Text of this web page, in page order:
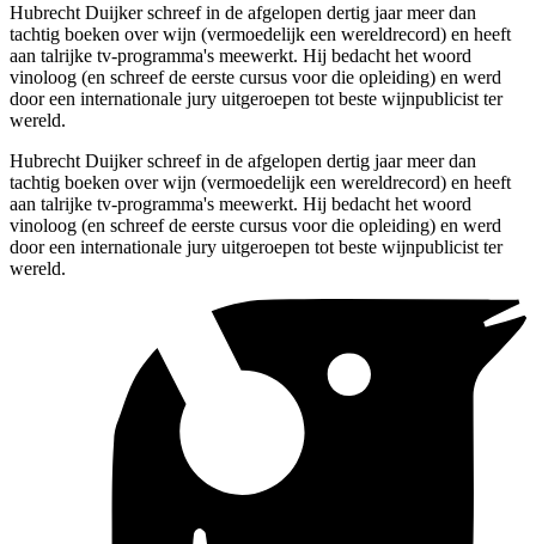
Hubrecht Duijker schreef in de afgelopen dertig jaar meer dan
tachtig boeken over wijn (vermoedelijk een wereldrecord) en heeft
aan talrijke tv-programma's meewerkt. Hij bedacht het woord
vinoloog (en schreef de eerste cursus voor die opleiding) en werd
door een internationale jury uitgeroepen tot beste wijnpublicist ter
wereld.
Hubrecht Duijker schreef in de afgelopen dertig jaar meer dan
tachtig boeken over wijn (vermoedelijk een wereldrecord) en heeft
aan talrijke tv-programma's meewerkt. Hij bedacht het woord
vinoloog (en schreef de eerste cursus voor die opleiding) en werd
door een internationale jury uitgeroepen tot beste wijnpublicist ter
wereld.